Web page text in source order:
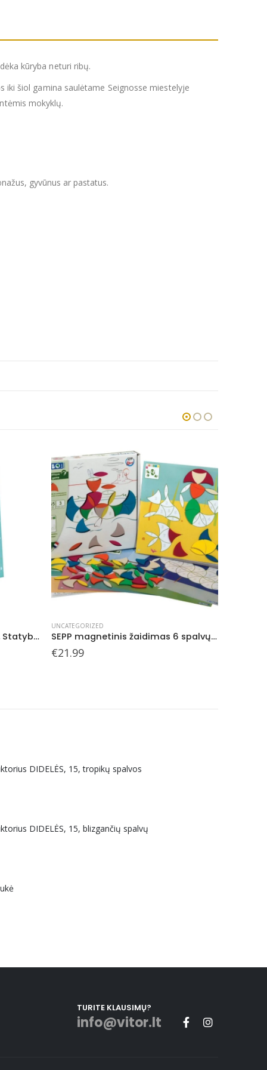
kūryba neturi ribų.
iki šiol gamina saulėtame Seignosse miestelyje
mokyklų.
gyvūnus ar pastatus.
SEPP magnetinis žaidimas 6 spalvų, 4+
UNCATEGORIZED
SEPP magnetinis žaidimas 4 spalvų, 3+
€21.99
DIDELĖS, 15, tropikų spalvos
DIDELĖS, 15, blizgančių spalvų
TURITE KLAUSIMŲ?
info@vitor.lt